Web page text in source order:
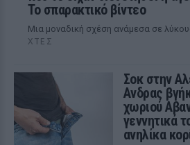
Το σπαρακτικό βίντεο
Μια μοναδική σχέση ανάμεσα σε
ΧΤΕΣ
Σοκ στην
Ανδρας
χωριού
γεννητικά
ανηλίκα